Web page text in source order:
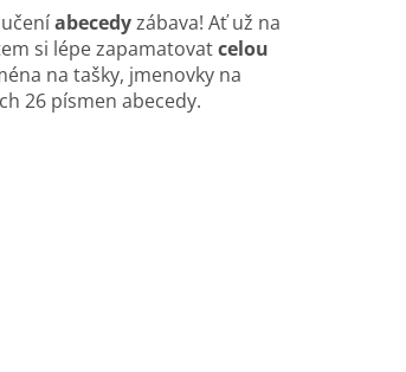
abecedyzábava! Ať už na
si lépe zapamatovatcelou
na tašky, jmenovky na
26 písmen abecedy.